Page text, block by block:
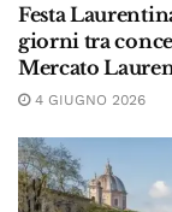
Festa
giorni tra
Mercato
4 GIUGNO 2026